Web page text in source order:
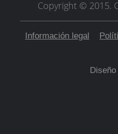
Copyright © 2015.
Información legal